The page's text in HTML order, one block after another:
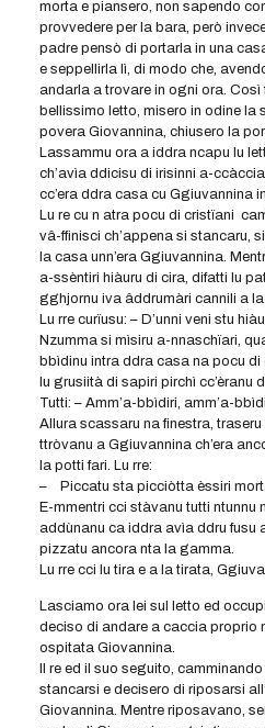
morta e piansero, non sapendo
provvedere per la bara, però
padre pensò di portarla in una
e seppellirla lì, di modo che,
andarla a trovare in ogni ora. Così
bellissimo letto, misero in odine la
povera Giovannina, chiusero la
Lassammu ora a iddra ncapu lu
ch’avìa ddicisu di irisinni a-
cc’era ddra casa cu Ggiuvannina
Lu re cu n atra pocu di cristïani
vâ-ffinisci ch’appena si stancaru,
la casa unn’era Ggiuvannina.
a-ssèntiri hiàuru di cira, difatti lu
gghjornu iva âddrumàri cannili a la
Lu rre curïusu: – D’unni veni stu
Nzumma si mìsiru a-nnaschïari,
bbìdinu intra ddra casa na pocu di
lu grusiità di sapiri pirchì cc’èranu
Tutti: – Amm’a-bbìdiri, amm’a-
Allura scassaru na finestra,
ttròvanu a Ggiuvannina ch’era
la potti fari. Lu rre:
– Piccatu sta picciòtta èssiri
E-mmentri cci stàvanu tutti ntunnu
addùnanu ca iddra avìa ddru fusu
pizzatu ancora nta la gamma.
Lu rre cci lu tira e a la tirata,
Lasciamo ora lei sul letto ed
deciso di andare a caccia proprio
ospitata Giovannina.
Il re ed il suo seguito,
stancarsi e decisero di riposarsi
Giovannina. Mentre riposavano,